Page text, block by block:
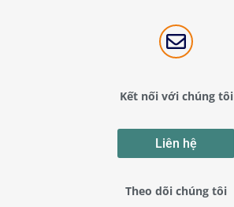

Kết nối với chúng tôi
Liên hệ
Theo dõi chúng tôi